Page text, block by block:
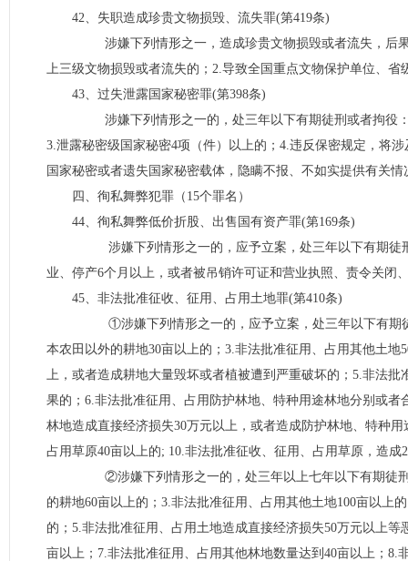
42、失职造成珍贵文物损毁、流失罪(第419条)
涉嫌下列情形之一，造成珍贵文物损毁或者流失，后果
上三级文物损毁或者流失的；2.导致全国重点文物保护单位、
43、过失泄露国家秘密罪(第398条)
涉嫌下列情形之一的，处三年以下有期徒刑或者拘役：
3.泄露秘密级国家秘密4项（件）以上的；4.违反保密规定，将
国家秘密或者遗失国家秘密载体，隐瞒不报、不如实提供有关
四、徇私舞弊犯罪（15个罪名）
44、徇私舞弊低价折股、出售国有资产罪(第169条)
涉嫌下列情形之一的，应予立案，处三年以下有期徒刑
业、停产6个月以上，或者被吊销许可证和营业执照、责令关闭
45、非法批准征收、征用、占用土地罪(第410条)
①涉嫌下列情形之一的，应予立案，处三年以下有期徒
本农田以外的耕地30亩以上的；3.非法批准征用、占用其他土
上，或者造成耕地大量毁坏或者植被遭到严重破坏的；5.非法
果的；6.非法批准征用、占用防护林地、特种用途林地分别或
林地造成直接经济损失30万元以上，或者造成防护林地、特种
占用草原40亩以上的; 10.非法批准征收、征用、占用草原，造
②涉嫌下列情形之一的，处三年以上七年以下有期徒刑
的耕地60亩以上的；3.非法批准征用、占用其他土地100亩以上
的；5.非法批准征用、占用土地造成直接经济损失50万元以上
亩以上；7.非法批准征用、占用其他林地数量达到40亩以上；